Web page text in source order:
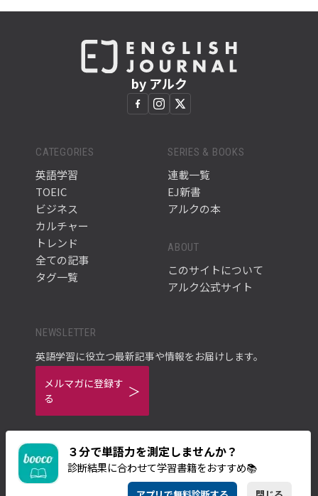
３分で単語力を測定しませんか？
診断結果に合わせて学習書籍をおすすめ📚
by アルク
CATEGORIES
英語学習
TOEIC
ビジネス
カルチャー
トレンド
全ての記事
タグ一覧
SERIES & BOOKS
連載一覧
EJ新書
アルクの本
ABOUT
このサイトについて
アルク公式サイト
NEWSLETTER
英語学習に役立つ最新記事や情報をお届けします。
メルマガに登録す
る
ご利用規約
プライバシーポリシー